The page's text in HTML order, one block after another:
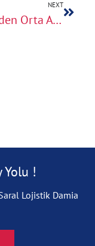
NEXT
Mersin’den Orta Avrupa’ya Ev Taşıma
Yolu !
Lojistik Damia